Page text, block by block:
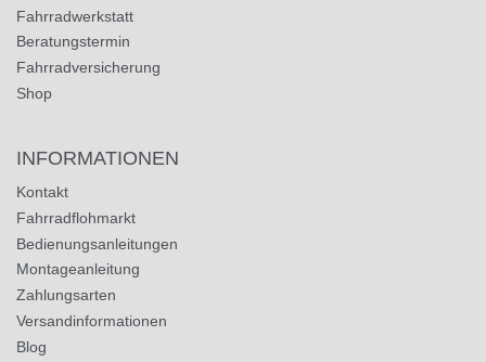
Fahrradwerkstatt
Beratungstermin
Fahrradversicherung
Shop
INFORMATIONEN
Kontakt
Fahrradflohmarkt
Bedienungsanleitungen
Montageanleitung
Zahlungsarten
Versandinformationen
Blog